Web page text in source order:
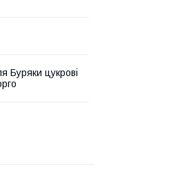
Буряки цукрові